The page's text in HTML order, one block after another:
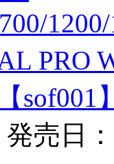
PRO
sof001
発売日